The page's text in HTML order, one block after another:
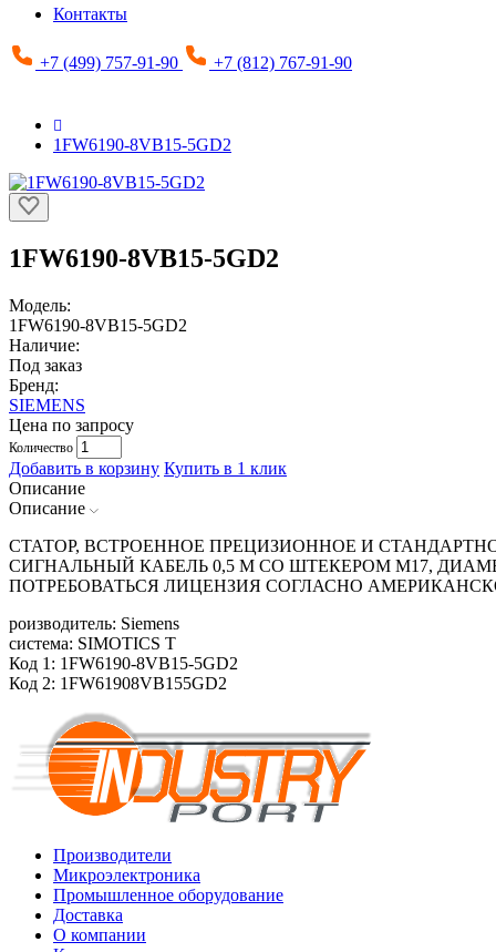
Контакты
+7 (499) 757-91-90 +7 (812) 767-91-90
1FW6190-8VB15-5GD2
1FW6190-8VB15-5GD2
Модель:
1FW6190-8VB15-5GD2
Наличие:
Под заказ
Бренд:
SIEMENS
Цена по запросу
Количество
Добавить в корзину Купить в 1 клик
Описание
Описание
СТАТОР, ВСТРОЕННОЕ ПРЕЦИЗИОННОЕ И
СИГНАЛЬНЫЙ КАБЕЛЬ 0,5 М СО ШТЕКЕРОМ М17,
ПОТРЕБОВАТЬСЯ ЛИЦЕНЗИЯ СОГЛАСНО
роизводитель: Siemens
система: SIMOTICS T
Код 1: 1FW6190-8VB15-5GD2
Код 2: 1FW61908VB155GD2
Производители
Микроэлектроника
Промышленное оборудование
Доставка
О компании